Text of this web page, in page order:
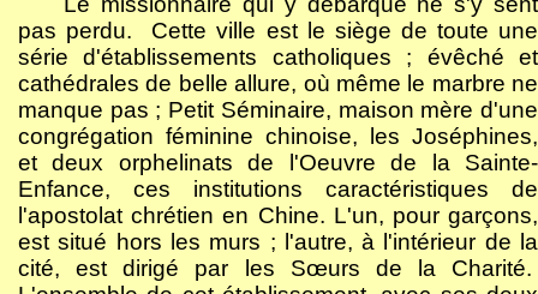
pas perdu.
Cette ville est le siège de toute une
série d'établissements catholiques ; évêché et
cathédrales de belle allure, où même le marbre ne
manque pas ; Petit Séminaire, maison mère d'une
congrégation féminine chinoise, les Joséphines,
et deux orphelinats de l'Oeuvre de la Sainte-
Enfance, ces institutions caractéristiques de
l'apostolat chrétien en Chine. L'un, pour garçons,
est situé hors les murs ; l'autre, à l'intérieur de la
cité, est dirigé par les Sœurs de la Charité.